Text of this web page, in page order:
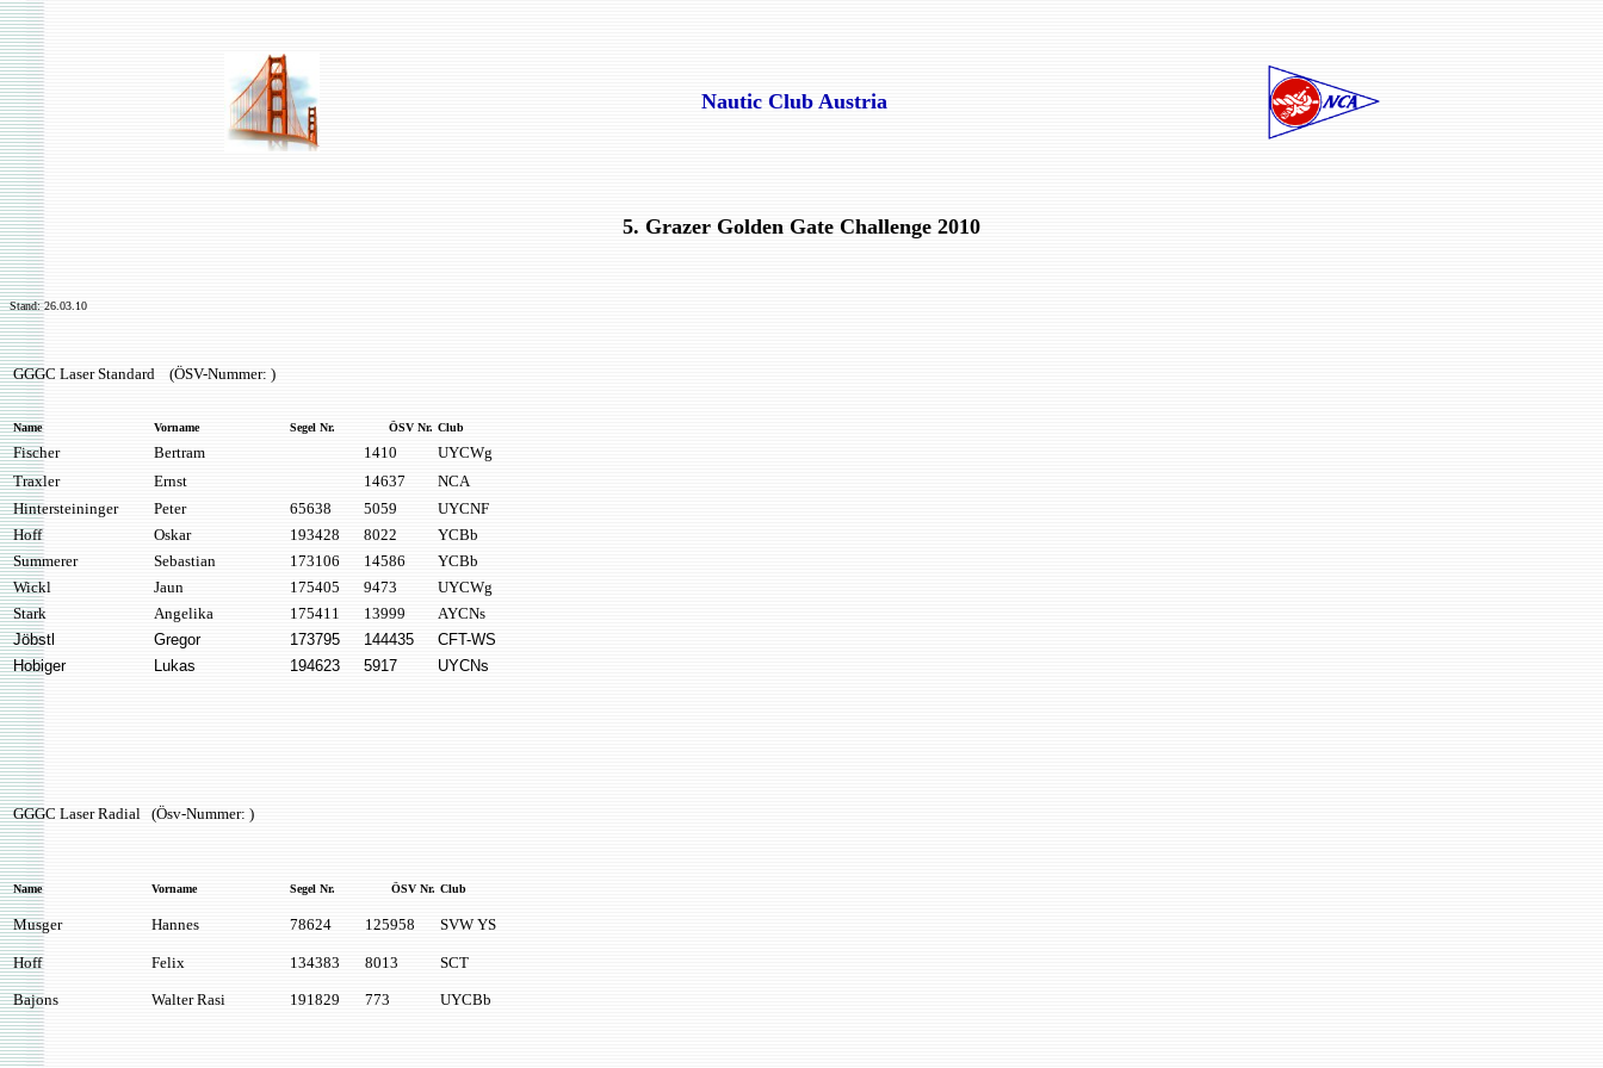
Nautic Club Austria
5. Grazer Golden Gate Challenge 2010
Stand:26.03.10
GGGC Laser Standard (ÖSV-Nummer: )
Name Vorname Segel Nr. ÖSV Nr. Club
Fischer Bertram 1410
UYCWg
Traxler
Ernst 14637
NCA
Hintersteininger
Peter 65638 5059
UYCNF
Hoff
Oskar 193428 8022
YCBb
Summerer
Sebastian 173106 14586
YCBb
Wickl
Jaun 175405 9473
UYCWg
Stark
Angelika 175411 13999
AYCNs
Jöbstl
Gregor 173795 144435
CFT-WS
Hobiger
Lukas 194623 5917 UYCNs
GGGC Laser Radial (Ösv-Nummer: )
Name Vorname Segel Nr. ÖSV Nr. Club
Musger Hannes 78624 125958 SVW YS
Hoff Felix 134383 8013 SCT
Bajons Walter Rasi 191829 773 UYCBb